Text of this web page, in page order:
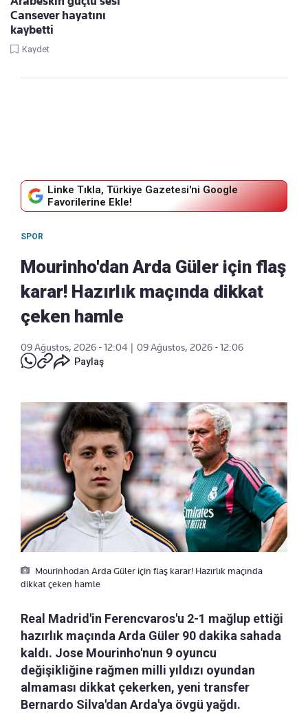
Cansever hayatını
kaybetti
Kaydet
Linke Tıkla, Türkiye Gazetesi'ni Google
Favorilerine Ekle!
SPOR
Mourinho'dan Arda Güler için flaş
karar! Hazırlık maçında dikkat
çeken hamle
09 Ağustos, 2026 - 12:04
09 Ağustos, 2026 - 12:06
Paylaş
Mourinhodan Arda Güler için flaş karar! Hazırlık maçında
dikkat çeken hamle
Real Madrid'in Ferencvaros'u 2-1 mağlup ettiği
hazırlık maçında Arda Güler 90 dakika sahada
kaldı. Jose Mourinho'nun 9 oyuncu
değişikliğine rağmen milli yıldızı oyundan
almaması dikkat çekerken, yeni transfer
Bernardo Silva'dan Arda'ya övgü yağdı.